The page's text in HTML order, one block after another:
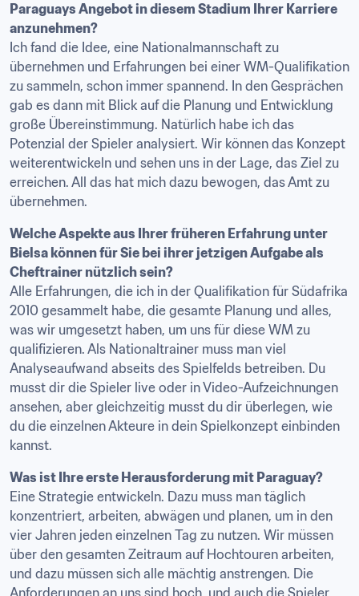
Paraguays Angebot in diesem Stadium Ihrer Karriere
anzunehmen?
Ich fand die Idee, eine Nationalmannschaft zu
übernehmen und Erfahrungen bei einer WM-Qualifikation
zu sammeln, schon immer spannend. In den Gesprächen
gab es dann mit Blick auf die Planung und Entwicklung
große Übereinstimmung. Natürlich habe ich das
Potenzial der Spieler analysiert. Wir können das Konzept
weiterentwickeln und sehen uns in der Lage, das Ziel zu
erreichen. All das hat mich dazu bewogen, das Amt zu
übernehmen.
Welche Aspekte aus Ihrer früheren Erfahrung unter
Bielsa können für Sie bei ihrer jetzigen Aufgabe als
Cheftrainer nützlich sein?
Alle Erfahrungen, die ich in der Qualifikation für Südafrika
2010 gesammelt habe, die gesamte Planung und alles,
was wir umgesetzt haben, um uns für diese WM zu
qualifizieren. Als Nationaltrainer muss man viel
Analyseaufwand abseits des Spielfelds betreiben. Du
musst dir die Spieler live oder in Video-Aufzeichnungen
ansehen, aber gleichzeitig musst du dir überlegen, wie
du die einzelnen Akteure in dein Spielkonzept einbinden
kannst.
Was ist Ihre erste Herausforderung mit Paraguay?
Eine Strategie entwickeln. Dazu muss man täglich
konzentriert, arbeiten, abwägen und planen, um in den
vier Jahren jeden einzelnen Tag zu nutzen. Wir müssen
über den gesamten Zeitraum auf Hochtouren arbeiten,
und dazu müssen sich alle mächtig anstrengen. Die
Anforderungen an uns sind hoch, und auch die Spieler